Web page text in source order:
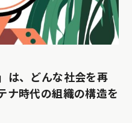
は、どんな社会を再
ナ時代の組織の構造を